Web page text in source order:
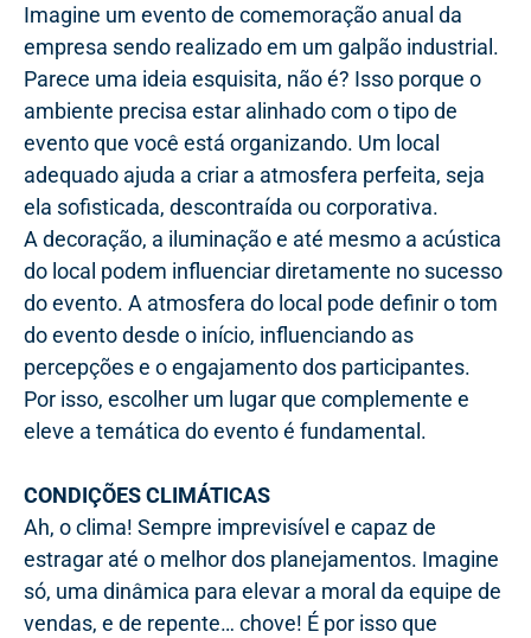
Imagine um evento de comemoração anual da
empresa sendo realizado em um galpão industrial.
Parece uma ideia esquisita, não é? Isso porque o
ambiente precisa estar alinhado com o tipo de
evento que você está organizando. Um local
adequado ajuda a criar a atmosfera perfeita, seja
ela sofisticada, descontraída ou corporativa.
A decoração, a iluminação e até mesmo a acústica
do local podem influenciar diretamente no sucesso
do evento. A atmosfera do local pode definir o tom
do evento desde o início, influenciando as
percepções e o engajamento dos participantes.
Por isso, escolher um lugar que complemente e
eleve a temática do evento é fundamental.
CONDIÇÕES CLIMÁTICAS
Ah, o clima! Sempre imprevisível e capaz de
estragar até o melhor dos planejamentos. Imagine
só, uma dinâmica para elevar a moral da equipe de
vendas, e de repente… chove! É por isso que